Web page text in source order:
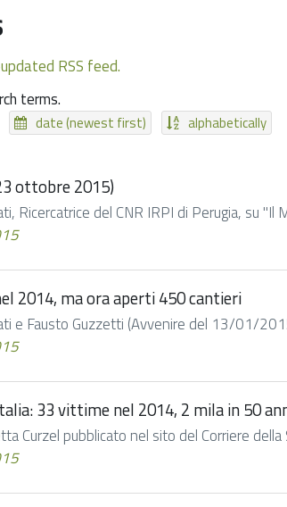
RSS feed.
terms.
date (newest first) alphabetically
ottobre 2015)
Ricercatrice del CNR IRPI di Perugia, su
2014, ma ora aperti 450 cantieri
e Fausto Guzzetti (Avvenire del 13/01/
33 vittime nel 2014, 2 mila in 50
Curzel pubblicato nel sito del Corriere